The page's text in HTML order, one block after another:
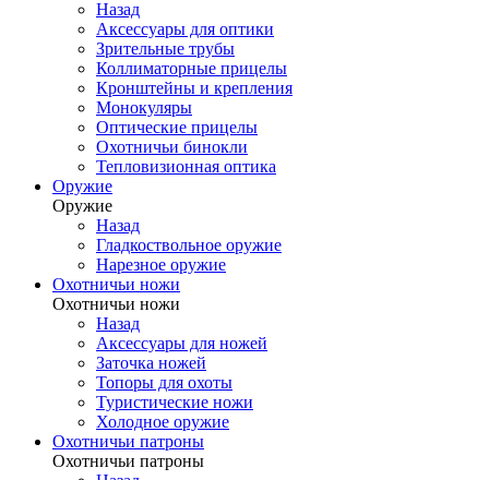
Назад
Аксессуары для оптики
Зрительные трубы
Коллиматорные прицелы
Кронштейны и крепления
Монокуляры
Оптические прицелы
Охотничьи бинокли
Тепловизионная оптика
Оружие
Оружие
Назад
Гладкоствольное оружие
Нарезное оружие
Охотничьи ножи
Охотничьи ножи
Назад
Аксессуары для ножей
Заточка ножей
Топоры для охоты
Туристические ножи
Холодное оружие
Охотничьи патроны
Охотничьи патроны